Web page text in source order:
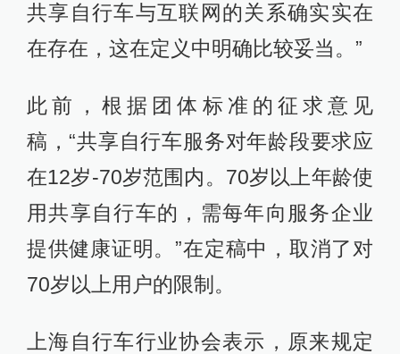
共享自行车与互联网的关系确实实在
在存在，这在定义中明确比较妥当。”
此前，根据团体标准的征求意见
稿，“共享自行车服务对年龄段要求应
在12岁-70岁范围内。70岁以上年龄使
用共享自行车的，需每年向服务企业
提供健康证明。”在定稿中，取消了对
70岁以上用户的限制。
上海自行车行业协会表示，原来规定